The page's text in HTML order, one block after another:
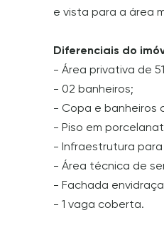
e vista para a área
Diferenciais do
- Área privativa de
- 02 banheiros;
- Copa e banheiros
- Piso em
- Infraestrutura
- Área técnica de
- Fachada
- 1 vaga coberta.